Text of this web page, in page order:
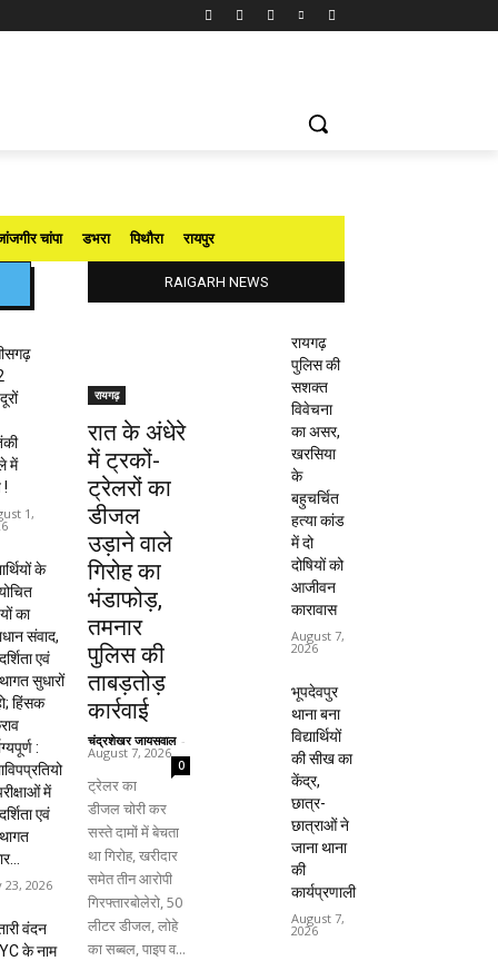
चांपा डभरा पिथौरा रायपुर
में
!
1,
के
का
संवाद,
एवं
सुधारों
हिंसक
:
में
एवं
23, 2026
वंदन
के नाम
RAIGARH NEWS
रायगढ़
रात के अंधेरे
में ट्रकों-
ट्रेलरों का
डीजल
उड़ाने वाले
गिरोह का
भंडाफोड़,
तमनार
पुलिस की
ताबड़तोड़
कार्रवाई
चंद्रशेखर जायसवाल -
August 7, 2026
0
ट्रेलर का
डीजल चोरी कर
सस्ते दामों में बेचता
था गिरोह, खरीदार
समेत तीन आरोपी
गिरफ्तारबोलेरो, 50
लीटर डीजल, लोहे
का सब्बल, पाइप व...
रायगढ़
पुलिस की
सशक्त
विवेचना
का असर,
खरसिया
के
बहुचर्चित
हत्या कांड
में दो
दोषियों को
आजीवन
कारावास
August 7,
2026
भूपदेवपुर
थाना बना
विद्यार्थियों
की सीख का
केंद्र,
छात्र-
छात्राओं ने
जाना थाना
की
कार्यप्रणाली
August 7,
2026